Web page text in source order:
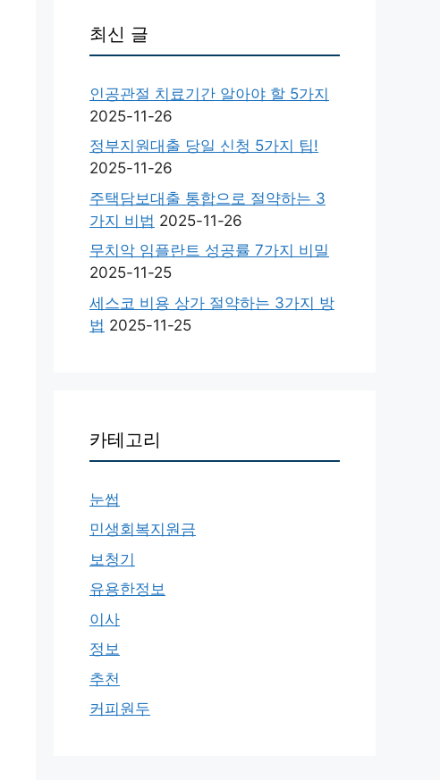
최신 글
인공관절 치료기간 알아야 할 5가지
2025-11-26
정부지원대출 당일 신청 5가지 팁!
2025-11-26
주택담보대출 통합으로 절약하는 3
가지 비법 2025-11-26
무치악 임플란트 성공률 7가지 비밀
2025-11-25
세스코 비용 상가 절약하는 3가지 방
법 2025-11-25
카테고리
눈썹
민생회복지원금
보청기
유용한정보
이사
정보
추천
커피원두